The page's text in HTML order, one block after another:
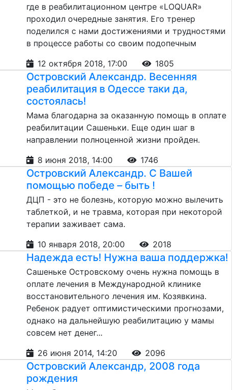
где в реабилитационном центре «LOQUAR»
проходил очередные занятия. Его тренер
поделился с нами достижениями и трудностями
в процессе работы со своим подопечным
12 октября 2018, 17:00
1805
Островский Александр. Весенняя
реабилитация в Одессе таки да,
состоялась!
Мама благодарна за оказанную помощь в оплате
реабилитации Сашеньки. Еще один шаг в
направлении полноценной жизни пройден.
8 июня 2018, 14:00
1746
Островский Александр. С Вашей
помощью победе – быть !
ДЦП - это не болезнь, которую можно вылечить
таблеткой, и не травма, которая при некоторой
терапии заживает сама.
10 января 2018, 20:00
2018
Надежда есть! Нужна ваша поддержка!
Сашеньке Островскому очень нужна помощь в
оплате лечения в Международной клинике
восстановительного лечения им. Козявкина.
Ребенок радует оптимистическими прогнозами,
однако на дальнейшую реабилитацию у мамы
совсем нет денег...
26 июня 2014, 14:20
2096
Островский Александр, 2008 года
рождения